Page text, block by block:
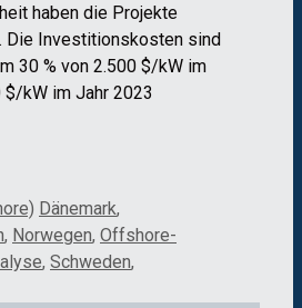
haben die Projekte
Die Investitionskosten sind
30 % von 2.500 $/kW im
kW im Jahr 2023
Schlagwörter
Dänemark,
, Norwegen, Offshore-
, Schweden,